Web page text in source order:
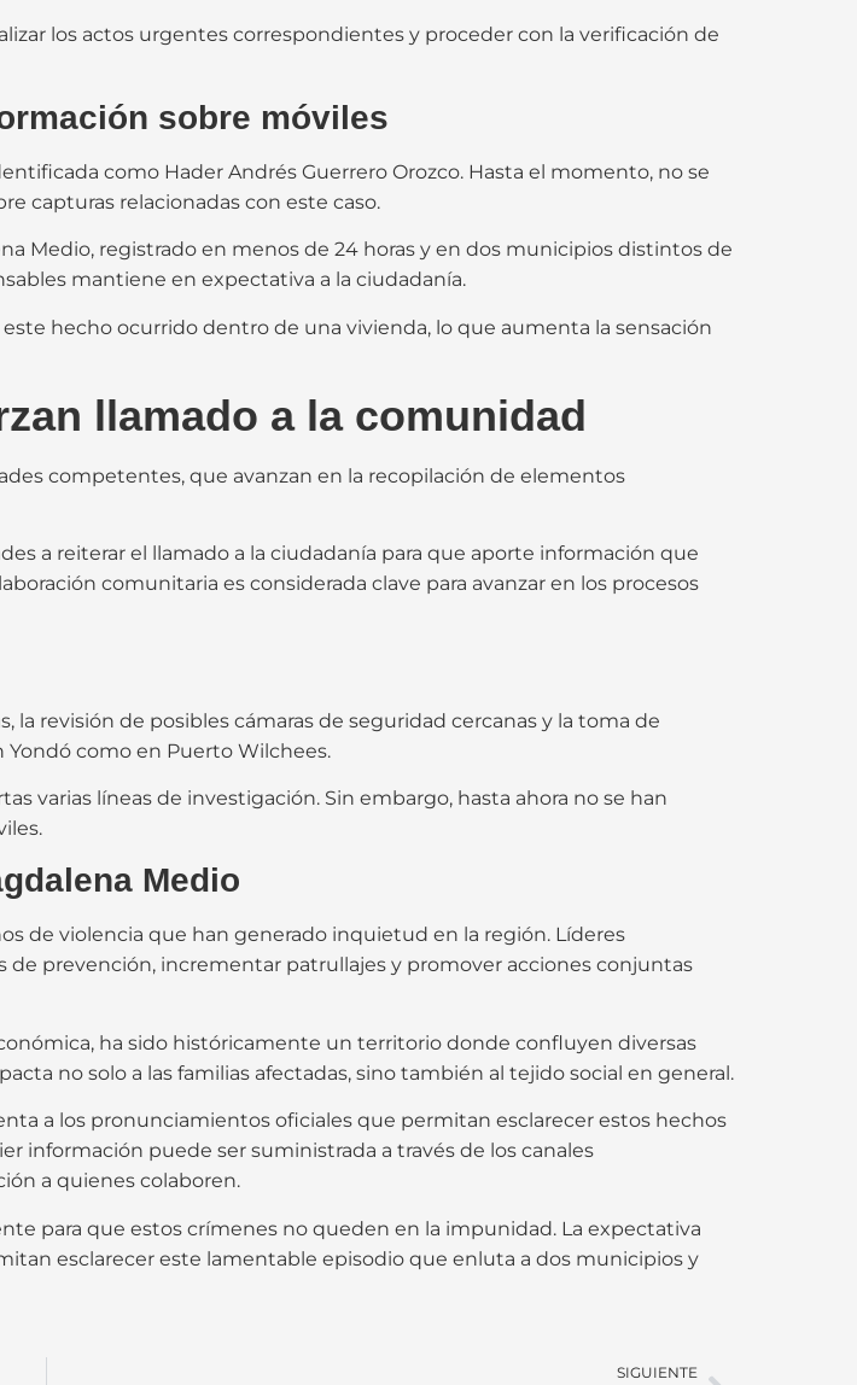
los actos urgentes correspondientes y proceder con la verificación de
sobre móviles
como Hader Andrés Guerrero Orozco. Hasta el momento, no se
capturas relacionadas con este caso.
Medio, registrado en menos de 24 horas y en dos municipios distintos de
mantiene en expectativa a la ciudadanía.
hecho ocurrido dentro de una vivienda, lo que aumenta la sensación
llamado a la comunidad
competentes, que avanzan en la recopilación de elementos
a reiterar el llamado a la ciudadanía para que aporte información que
comunitaria es considerada clave para avanzar en los procesos
la revisión de posibles cámaras de seguridad cercanas y la toma de
como en Puerto Wilchees.
varias líneas de investigación. Sin embargo, hasta ahora no se han
Medio
de violencia que han generado inquietud en la región. Líderes
prevención, incrementar patrullajes y promover acciones conjuntas
ha sido históricamente un territorio donde confluyen diversas
no solo a las familias afectadas, sino también al tejido social en general.
a los pronunciamientos oficiales que permitan esclarecer estos hechos
información puede ser suministrada a través de los canales
a quienes colaboren.
para que estos crímenes no queden en la impunidad. La expectativa
esclarecer este lamentable episodio que enluta a dos municipios y
SIGUIENTE